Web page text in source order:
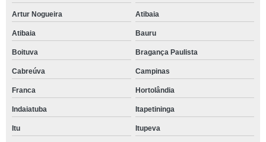
Artur Nogueira Atibaia
Atibaia Bauru
Boituva Bragança Paulista
Cabreúva Campinas
Franca Hortolândia
Indaiatuba Itapetininga
Itu Itupeva